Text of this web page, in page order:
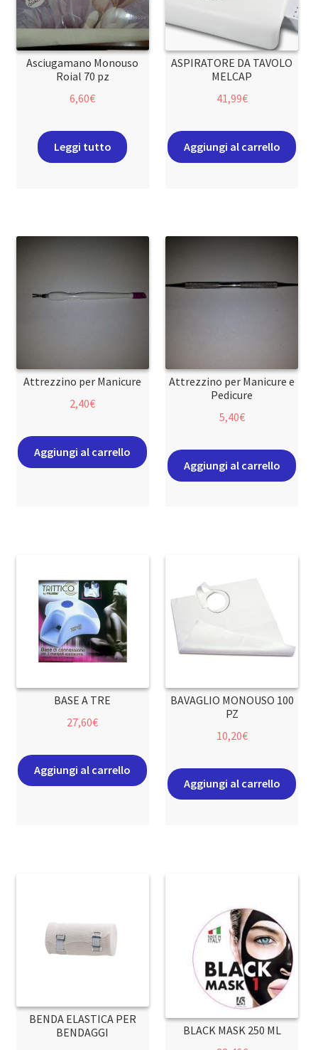
Asciugamano Monouso
Roial 70 pz
6,60€
Leggi tutto
ASPIRATORE DA TAVOLO
MELCAP
41,99€
Aggiungi al carrello
Attrezzino per Manicure
2,40€
Aggiungi al carrello
Attrezzino per Manicure e
Pedicure
5,40€
Aggiungi al carrello
BASE A TRE
27,60€
Aggiungi al carrello
BAVAGLIO MONOUSO 100
PZ
10,20€
Aggiungi al carrello
BENDA ELASTICA PER
BENDAGGI
BLACK MASK 250 ML